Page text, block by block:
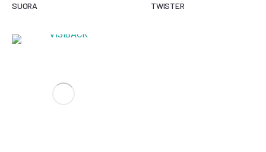
SUORA TWISTER